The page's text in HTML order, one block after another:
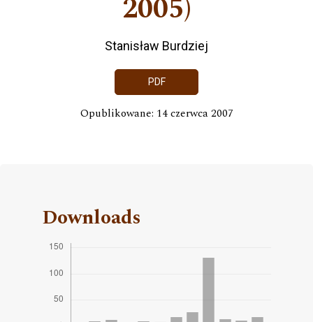
2005)
Stanisław Burdziej
PDF
Opublikowane: 14 czerwca 2007
Downloads